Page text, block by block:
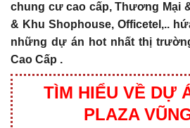
chung cư cao cấp, Thương Mại
& Khu Shophouse, Officetel,..
những dự án hot nhất thị
Cao Cấp .
TÌM HIỂU VỀ DỰ
PLAZA